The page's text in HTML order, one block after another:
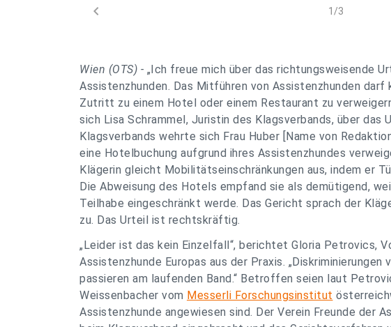
chevron_left 1/3
Wien (OTS) - „Ich freue mich über das richtungsweisende
Assistenzhunden. Das Mitführen von Assistenzhunden darf
Zutritt zu einem Hotel oder einem Restaurant zu
sich Lisa Schrammel, Juristin des Klagsverbands, über
Klagsverbands wehrte sich Frau Huber [Name von
eine Hotelbuchung aufgrund ihres Assistenzhundes
Klägerin gleicht Mobilitätseinschränkungen aus, indem er
Die Abweisung des Hotels empfand sie als demütigend,
Teilhabe eingeschränkt werde. Das Gericht sprach der
zu. Das Urteil ist rechtskräftig.
„Leider ist das kein Einzelfall“, berichtet Gloria Petrovics,
Assistenzhunde Europas aus der Praxis.
passieren am laufenden Band.“ Betroffen seien laut
Weissenbacher vom Messerli Forschungsinstitut
Assistenzhunde angewiesen sind. Der Verein Freunde der